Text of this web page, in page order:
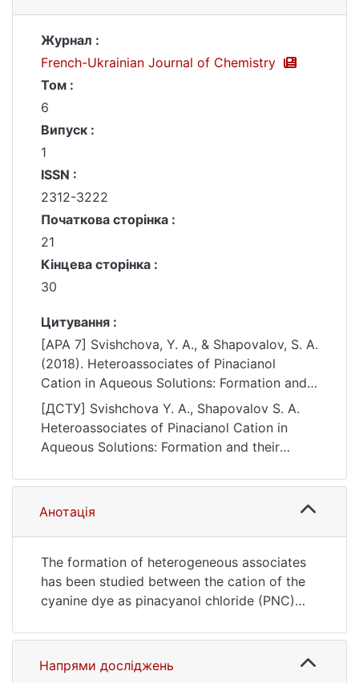
Журнал :
French-Ukrainian Journal of Chemistry
Том :
6
Випуск :
1
ISSN :
2312-3222
Початкова сторінка :
21
Кінцева сторінка :
30
Цитування :
[APA 7] Svishchova, Y. A., & Shapovalov, S. A.
(2018). Heteroassociates of Pinacianol
Cation in Aqueous Solutions: Formation and
their Interaction with Organic Multiply
Charged Anions. French-Ukrainian Journal of
Chemistry, 6(1), 21–30.
https://doi.org/10.17721/fujcV6I1P21-30
[ДСТУ] Svishchova Y. A., Shapovalov S. A.
Heteroassociates of Pinacianol Cation in
Aqueous Solutions: Formation and their
Anions. French-Ukrainian Journal of
Chemistry. 2018. Vol. 6, no. 1. P. 21—30. DOI:
10.17721/fujcV6I1P21-30 (date of access:
Анотація
The formation of heterogeneous associates
has been studied between the cation of the
cyanine dye as pinacyanol chloride (PNC)
II) or humus acids (HA) in aqueous solutions.
The accompanying spectral changes have
been analyzed. The equilibrium constants of
Напрями досліджень